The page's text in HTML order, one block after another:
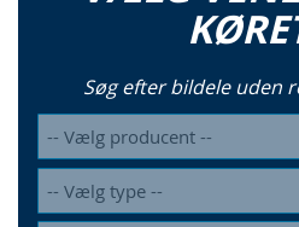
Søg efter bildele uden